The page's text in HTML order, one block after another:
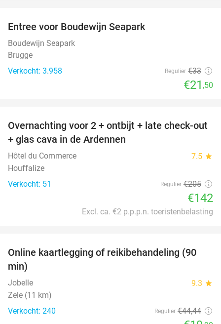
Entree voor Boudewijn Seapark
Boudewijn Seapark
Brugge
Verkocht: 3.958
Regulier €33
€21 ,50
31%
Overnachting voor 2 + ontbijt + late check-out
+ glas cava in de Ardennen
Hôtel du Commerce 7.5 star
Houffalize
Verkocht: 51
Regulier €205
€142
Excl. ca. €2 p.p.p.n. toeristenbelasting
55%
Online kaartlegging of reikibehandeling (90
min)
Jobelle 9.3 star
Zele (11 km)
Verkocht: 240
Regulier €44,44